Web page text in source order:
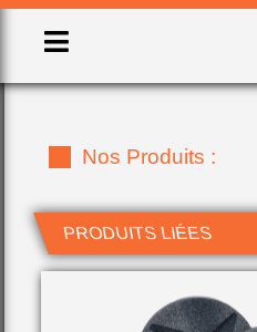
Nos Produits :
PRODUITS LIÉES